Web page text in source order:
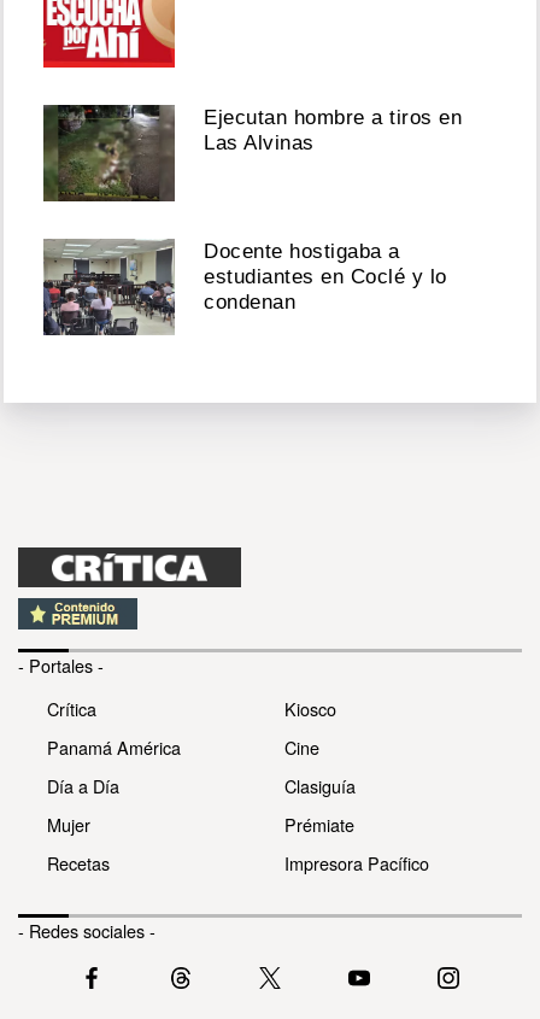
Ejecutan hombre a tiros en
Las Alvinas
Docente hostigaba a
estudiantes en Coclé y lo
condenan
- Portales -
Crítica
Panamá América
Día a Día
Mujer
Recetas
Kiosco
Cine
Clasiguía
Prémiate
Impresora Pacífico
- Redes sociales -